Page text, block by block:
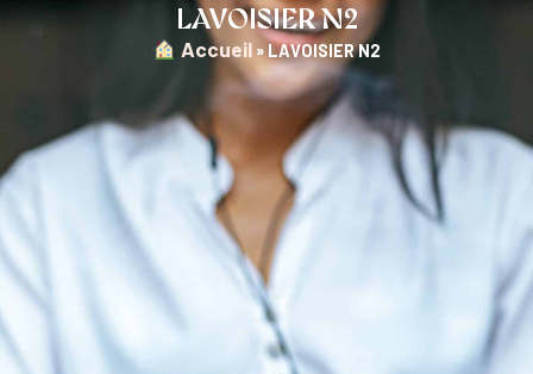
LAVOISIER N2
︎ Accueil » LAVOISIER N2